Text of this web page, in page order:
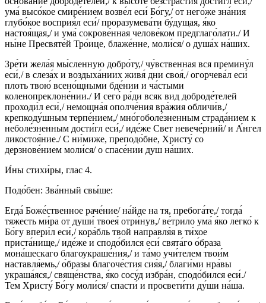
ума́ высо́кое смире́нием возве́л еси́ Бо́гу,/ от него́же зна́ния
глубо́кое восприя́л еси́/ проразумева́ти бу́дущая, я́ко
настоя́щая,/ и ума́ сокрове́нная челове́ком предглаго́лати./ И
ны́не Пресвяте́й Тро́ице, блаже́нне, моли́ся/ о душа́х на́ших.
Зре́ти жела́я мы́сленную добро́ту,/ чу́вственная вся премину́л
еси́,/ в слеза́х и воздыха́ниих живя́ дни своя́,/ огорчева́л еси́
плоть твою́ всено́щными бде́нии и ча́стыми
коленопреклоне́нии./ И сего́ ра́ди всяк вид доброде́телей
проходи́л еси́,/ немощна́я ополче́ния вра́жия обличи́в,/
крепкоду́шным терпе́нием,/ мно́гоболе́зненным страда́нием к
неболе́зненным дости́гл еси́,/ иде́же Свет невече́рний/ и А́нгел
ликостоя́ние./ С ни́миже, преподо́бне, Христу́ со
дерзнове́нием моли́ся/ о спасе́нии душ на́ших.
И́ны стихи́ры, глас 4.
Подо́бен: Зва́нный свы́ше:
Егда́ Боже́ственное раче́ние/ на́йде на тя, пребога́те,/ тогда́
тяжесть ми́ра от души́ твоея́ отри́нув,/ ве́трило ума́ я́ко легко́ к
Бо́гу впери́л еси́,/ кора́бль твой направля́я в ти́хое
приста́нище,/ иде́же и сподо́бился еси́ свята́го о́браза
мона́шескаго благоукраше́ния,/ и та́мо учи́телем твои́м
наставля́емь,/ о́бразы благоче́стия сия́я,/ благи́ми нра́вы
украша́яся,/ свяще́нства, я́ко сосу́д избра́н, сподо́бился еси́./
Тем Христу́ Бо́гу моли́ся/ спасти́ и просвети́ти ду́ши на́ша.